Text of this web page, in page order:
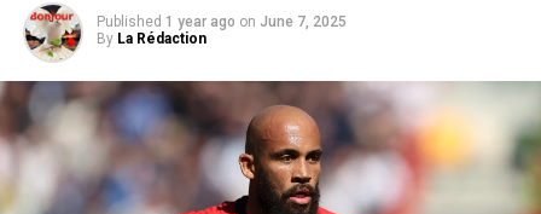
Published 1 year ago on June 7, 2025
By La Rédaction